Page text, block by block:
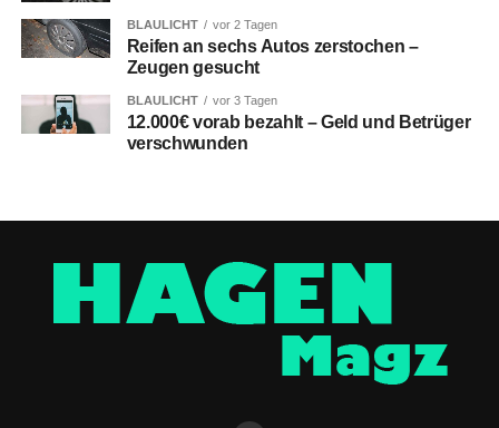
BLAULICHT vor 2 Tagen
Reifen an sechs Autos zerstochen –
Zeugen gesucht
BLAULICHT vor 3 Tagen
12.000€ vorab bezahlt – Geld und Betrüger
verschwunden